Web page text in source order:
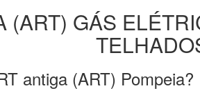
(ART) GÁS
antiga (ART) Pompeia?